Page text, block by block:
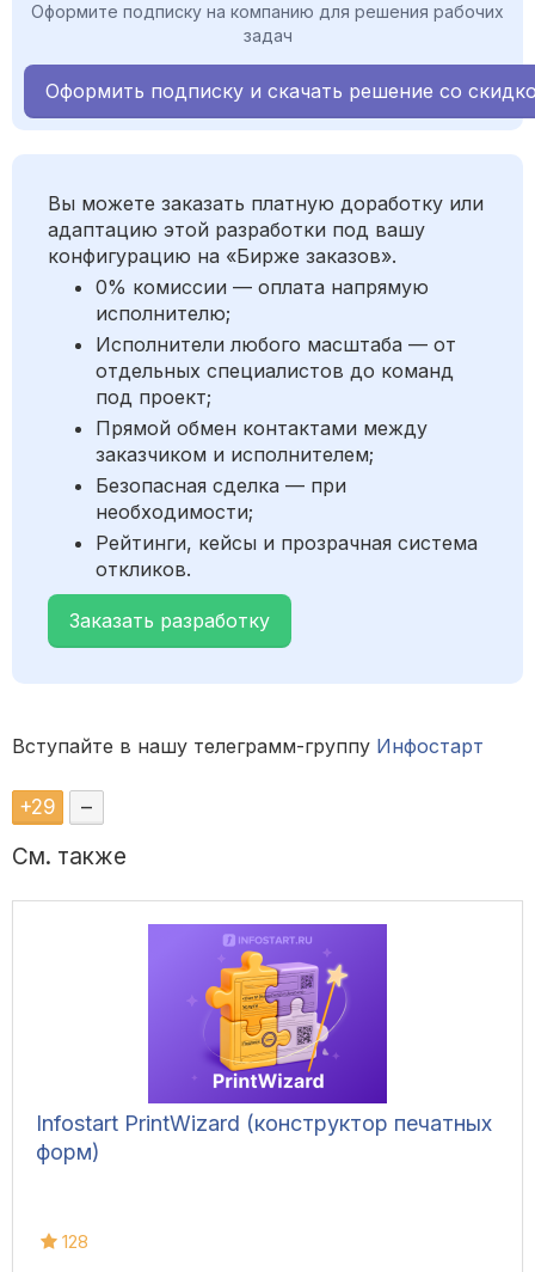
Оформите подписку на компанию для решения рабочих
задач
Оформить подписку и скачать решение со
Вы можете заказать платную доработку или
адаптацию этой разработки под вашу
конфигурацию на «Бирже заказов».
0% комиссии — оплата напрямую
исполнителю;
Исполнители любого масштаба — от
отдельных специалистов до команд
под проект;
Прямой обмен контактами между
заказчиком и исполнителем;
Безопасная сделка — при
необходимости;
Рейтинги, кейсы и прозрачная система
откликов.
Заказать разработку
Вступайте в нашу телеграмм-группу Инфостарт
+29 –
См. также
Infostart PrintWizard (конструктор печатных
форм)
128